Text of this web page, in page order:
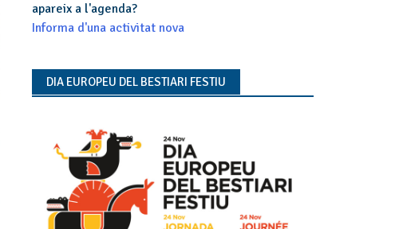
apareix a l'agenda?
Informa d'una activitat nova
DIA EUROPEU DEL BESTIARI FESTIU